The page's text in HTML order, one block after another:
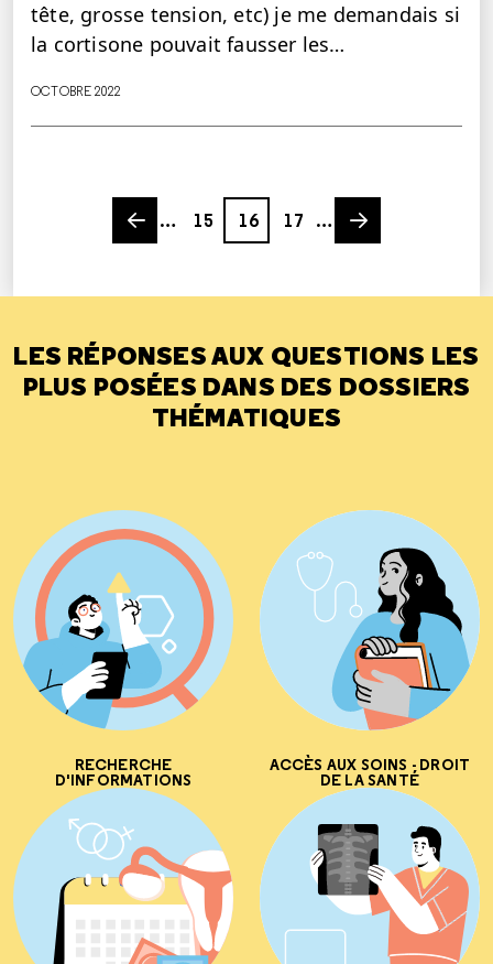
tête, grosse tension, etc) je me demandais si
la cortisone pouvait fausser les…
OCTOBRE 2022
Previous page
…
15
Page
16
17
…
Next page
LES RÉPONSES AUX QUESTIONS LES
PLUS POSÉES DANS DES DOSSIERS
THÉMATIQUES
RECHERCHE
D'INFORMATIONS
ACCÈS AUX SOINS - DROIT
DE LA SANTÉ